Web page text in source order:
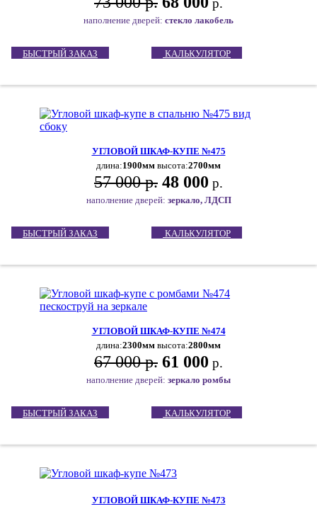
р.
наполнение дверей: стекло лакобель
БЫСТРЫЙ ЗАКАЗ КАЛЬКУЛЯТОР
УГЛОВОЙ ШКАФ-КУПЕ №475
длина:1900мм высота:2700мм
57 000 р. 48 000 р.
наполнение дверей: зеркало, ЛДСП
БЫСТРЫЙ ЗАКАЗ КАЛЬКУЛЯТОР
УГЛОВОЙ ШКАФ-КУПЕ №474
длина:2300мм высота:2800мм
67 000 р. 61 000 р.
наполнение дверей: зеркало ромбы
БЫСТРЫЙ ЗАКАЗ КАЛЬКУЛЯТОР
УГЛОВОЙ ШКАФ-КУПЕ №473